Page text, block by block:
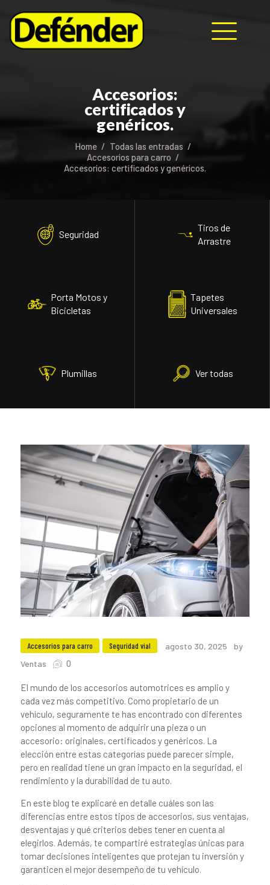
Accesorios:
certificados y
genéricos.
Home
Todas las entradas
Accesorios para carro
Accesorios: certificados y genéricos.
Seguridad
Tiros de
Arrastre
Porta Motos y
Bicicletas
Tapetes
Universales
Plumillas Ver todas
NOSOTROS
PRODUCTOS
RECURSOS
BLOG
Accesorios para carro Seguridad vial agosto 30, 2025
by
Ventas
0
El mundo de los accesorios automotrices es amplio y
cada vez más competitivo. Como propietario de un
vehículo, seguramente te has encontrado con diferentes
opciones al momento de adquirir una pieza o un
accesorio: originales, certificados y genéricos. La
elección entre estas categorías puede parecer simple,
pero en realidad tiene un gran impacto en la seguridad, el
rendimiento y la durabilidad de tu auto.
En este blog te explicaré en detalle cuáles son las
diferencias entre estos tipos de accesorios, sus ventajas,
desventajas y qué criterios debes tener en cuenta al
elegirlos. Además, te compartiré estrategias únicas para
tomar decisiones inteligentes que protejan tu inversión y
garanticen el mejor desempeño de tu vehículo.